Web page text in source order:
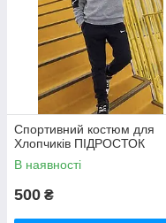
Спортивний костюм для
Хлопчиків ПІДРОСТОК
В наявності
500 ₴